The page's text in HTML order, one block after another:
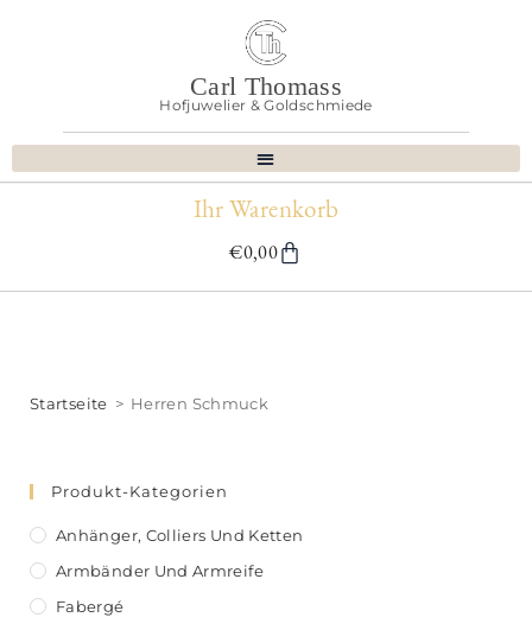
Carl Thomass
Hofjuwelier & Goldschmiede
Ihr Warenkorb
€0,00
Startseite > Herren Schmuck
Produkt-Kategorien
Anhänger, Colliers Und Ketten
Armbänder Und Armreife
Fabergé